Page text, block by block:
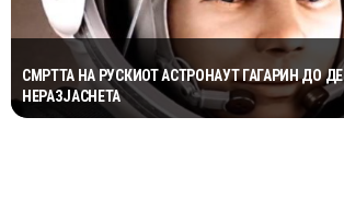
СМРТТА НА РУСКИОТ АСТРОНАУТ ГАГАРИН ДО
НЕРАЗЈАСНЕТА